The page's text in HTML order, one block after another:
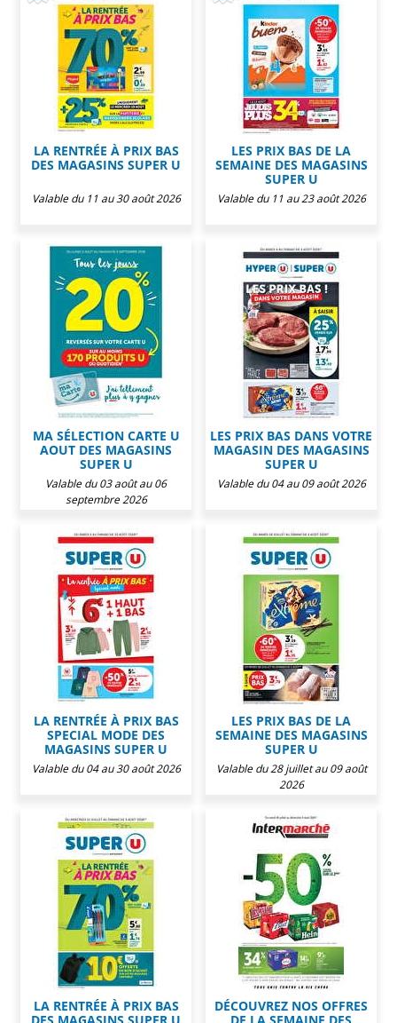
LA RENTRÉE À PRIX BAS
DES MAGASINS SUPER U
Valable du 11 au 30 août 2026
LES PRIX BAS DE LA
SEMAINE DES MAGASINS
SUPER U
Valable du 11 au 23 août 2026
MA SÉLECTION CARTE U
AOUT DES MAGASINS
SUPER U
Valable du 03 août au 06
septembre 2026
LES PRIX BAS DANS VOTRE
MAGASIN DES MAGASINS
SUPER U
Valable du 04 au 09 août 2026
LA RENTRÉE À PRIX BAS
SPECIAL MODE DES
MAGASINS SUPER U
Valable du 04 au 30 août 2026
LES PRIX BAS DE LA
SEMAINE DES MAGASINS
SUPER U
Valable du 28 juillet au 09 août
2026
LA RENTRÉE À PRIX BAS
DÉCOUVREZ NOS OFFRES